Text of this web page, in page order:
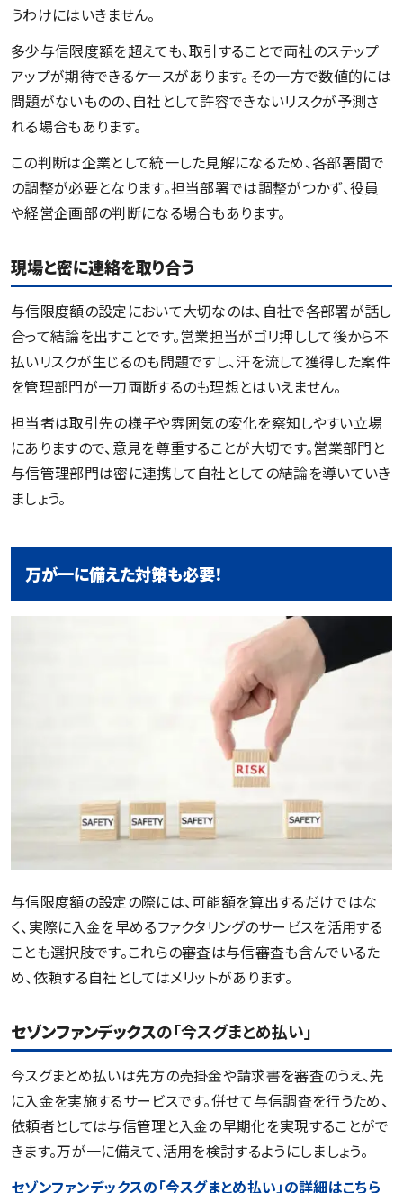
うわけにはいきません。
多少与信限度額を超えても、取引することで両社のステップ
アップが期待できるケースがあります。その一方で数値的には
問題がないものの、自社として許容できないリスクが予測さ
れる場合もあります。
この判断は企業として統一した見解になるため、各部署間で
の調整が必要となります。担当部署では調整がつかず、役員
や経営企画部の判断になる場合もあります。
現場と密に連絡を取り合う
与信限度額の設定において大切なのは、自社で各部署が話し
合って結論を出すことです。営業担当がゴリ押しして後から不
払いリスクが生じるのも問題ですし、汗を流して獲得した案件
を管理部門が一刀両断するのも理想とはいえません。
担当者は取引先の様子や雰囲気の変化を察知しやすい立場
にありますので、意見を尊重することが大切です。営業部門と
与信管理部門は密に連携して自社としての結論を導いていき
ましょう。
万が一に備えた対策も必要！
与信限度額の設定の際には、可能額を算出するだけではな
く、実際に入金を早めるファクタリングのサービスを活用する
ことも選択肢です。これらの審査は与信審査も含んでいるた
め、依頼する自社としてはメリットがあります。
セゾンファンデックスの「今スグまとめ払い」
今スグまとめ払いは先方の売掛金や請求書を審査のうえ、先
に入金を実施するサービスです。併せて与信調査を行うため、
依頼者としては与信管理と入金の早期化を実現することがで
きます。万が一に備えて、活用を検討するようにしましょう。
セゾンファンデックスの「今スグまとめ払い」の詳細はこちら